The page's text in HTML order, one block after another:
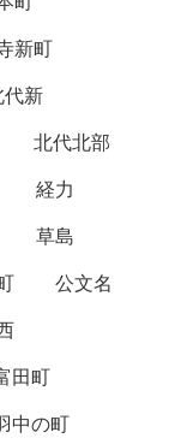
新町
代新
北代北部
経力
草島
公文名
田町
中の町